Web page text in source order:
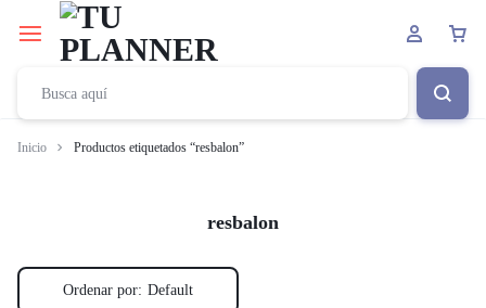
Inicio Productos etiquetados “resbalon”
resbalon
Ordenar por: Default